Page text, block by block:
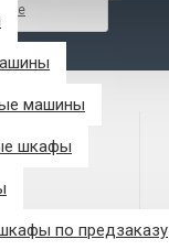
машины
шкафы
по предзаказу